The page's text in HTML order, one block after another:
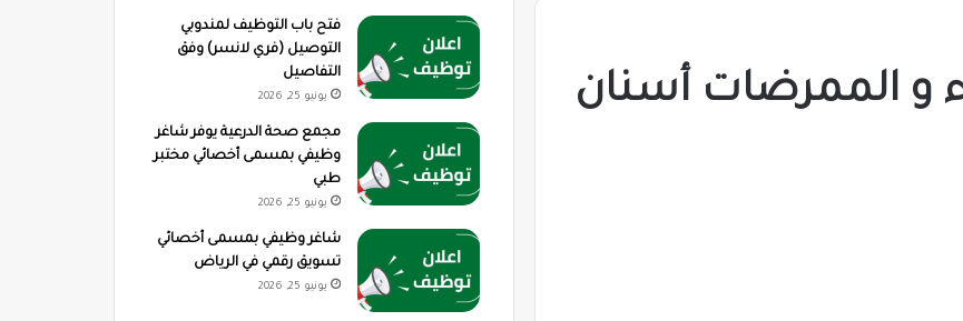
و الممرضات أسنان
فتح باب التوظيف لمندوبي
التوصيل (فري لانسر) وفق
التفاصيل
يونيو 25, 2026
مجمع صحة الدرعية يوفر شاغر
وظيفي بمسمى أخصائي مختبر
طبي
يونيو 25, 2026
شاغر وظيفي بمسمى أخصائي
تسويق رقمي في الرياض
يونيو 25, 2026